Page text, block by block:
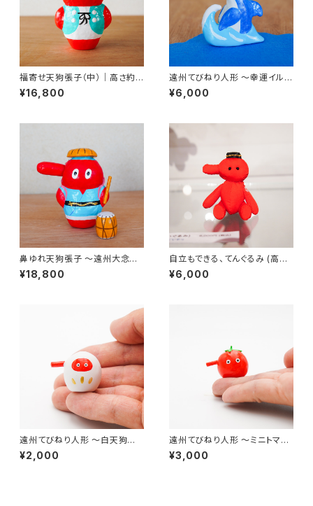
福寄せ天狗張子（中）｜高さ約1
4cm
¥16,800
遠州てびねり人形 〜幸運イル
カ〜 ｜高さ約9.5cm
¥6,000
鼻ゆれ天狗張子 〜遠州大念
仏〜｜高さ約15.5cm
¥18,800
自立もできる、てんぐるみ (高さ
約10cm)
¥6,000
遠州てびねり人形 〜白天狗〜
（高さ約2cm）
¥2,000
遠州てびねり人形 〜ミニトマ
ト〜 ｜高さ約3cm
¥3,000